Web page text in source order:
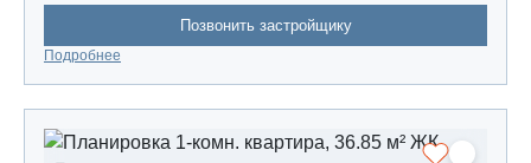
Позвонить застройщику
Подробнее